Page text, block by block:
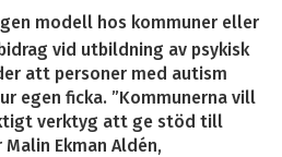
modell hos kommuner eller
vid utbildning av psykisk
att personer med autism
egen ficka. ”Kommunerna vill
verktyg att ge stöd till
Ekman Aldén,